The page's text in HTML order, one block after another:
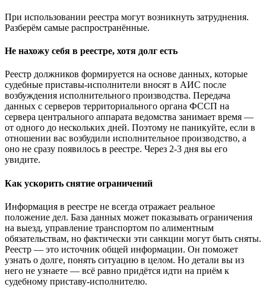
При использовании реестра могут возникнуть затруднения.
Разберём самые распространённые.
Не нахожу себя в реестре, хотя долг есть
Реестр должников формируется на основе данных, которые
судебные приставы-исполнители вносят в АИС после
возбуждения исполнительного производства. Передача
данных с серверов территориального органа ФССП на
сервера центрального аппарата ведомства занимает время —
от одного до нескольких дней. Поэтому не паникуйте, если в
отношении вас возбудили исполнительное производство, а
оно не сразу появилось в реестре. Через 2-3 дня вы его
увидите.
Как ускорить снятие ограничений
Информация в реестре не всегда отражает реальное
положение дел. База данных может показывать ограничения
на выезд, управление транспортом по алиментным
обязательствам, но фактически эти санкции могут быть сняты.
Реестр — это источник общей информации. Он поможет
узнать о долге, понять ситуацию в целом. Но детали вы из
него не узнаете — всё равно придётся идти на приём к
судебному приставу-исполнителю.